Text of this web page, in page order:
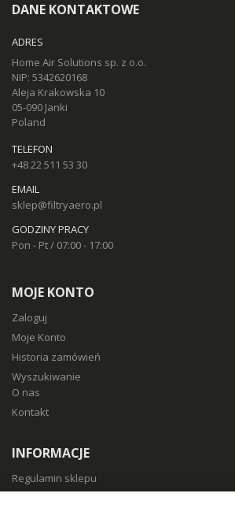
DANE KONTAKTOWE
ADRES
Home Air Solutions sp. z o.o.
NIP: 5342620168
Aleja Krakowska 10
05-090 Janki
Poland
TELEFON
+48 22 511 53 30
EMAIL
sklep@filtryaero.pl
GODZINY PRACY
Pon - Pt / 07:00 - 17:00
MOJE KONTO
Zaloguj
Moje Konto
Historia zamówień
Wyszukiwanie
O nas
Kontakt
INFORMACJE
Regulamin sklepu